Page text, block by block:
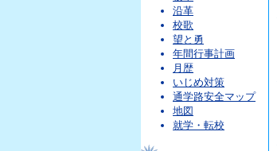
沿革
校歌
望と勇
年間行事計画
月歴
いじめ対策
通学路安全マップ
地図
就学・転校